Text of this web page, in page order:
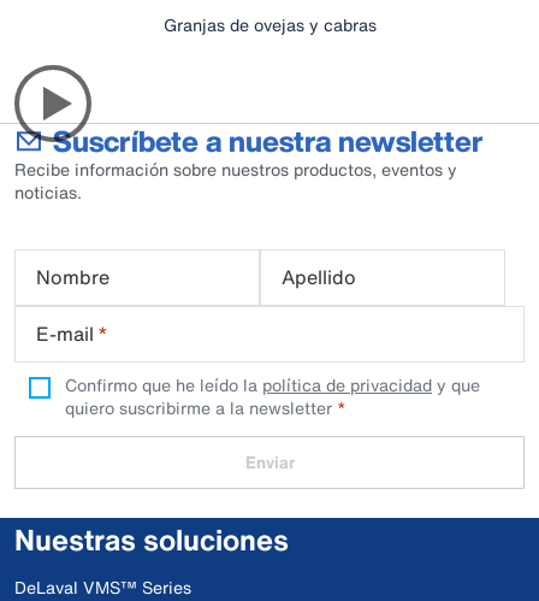
Granjas de ovejas y cabras
Suscríbete a nuestra newsletter
Recibe información sobre nuestros productos, eventos y
noticias.
Nombre
Apellido
E-mail *
Confirmo que he leído la política de privacidady que
quiero suscribirme a la newsletter
Enviar
Nuestras soluciones
DeLaval VMS™ Series